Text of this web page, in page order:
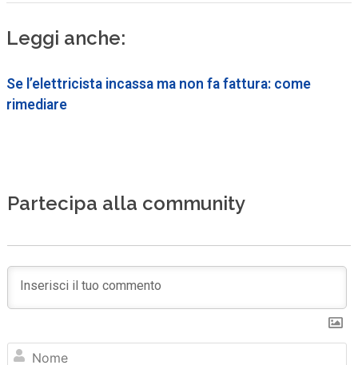
Leggi anche:
Se l’elettricista incassa ma non fa fattura: come
rimediare
Partecipa alla community